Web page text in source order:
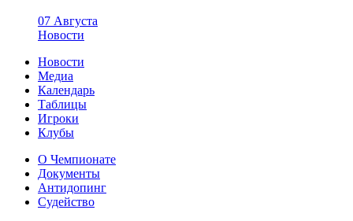
07 Августа
Новости
Новости
Медиа
Календарь
Таблицы
Игроки
Клубы
О Чемпионате
Документы
Антидопинг
Судейство